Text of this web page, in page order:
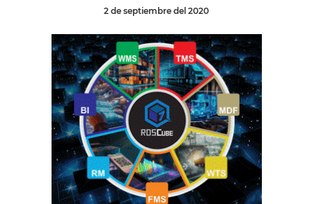
2 de septiembre del 2020